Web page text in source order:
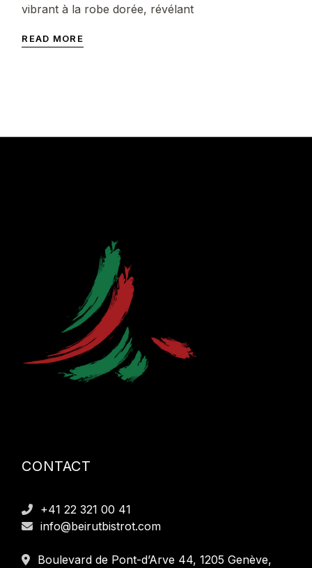
vibrant à la robe dorée, révélant
READ MORE
CONTACT
+41 22 321 00 41
info@beirutbistrot.com
Boulevard de Pont-d’Arve 44, 1205 Genève,